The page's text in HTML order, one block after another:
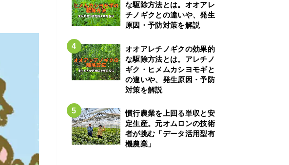
な駆除方法とは。オオアレ
チノギクとの違いや、発生
原因・予防対策を解説
オオアレチノギクの効果的
な駆除方法とは。アレチノ
ギク・ヒメムカシヨモギと
の違いや、発生原因・予防
対策を解説
慣行農業を上回る単収と安
定生産。元オムロンの技術
者が挑む「データ活用型有
機農業」